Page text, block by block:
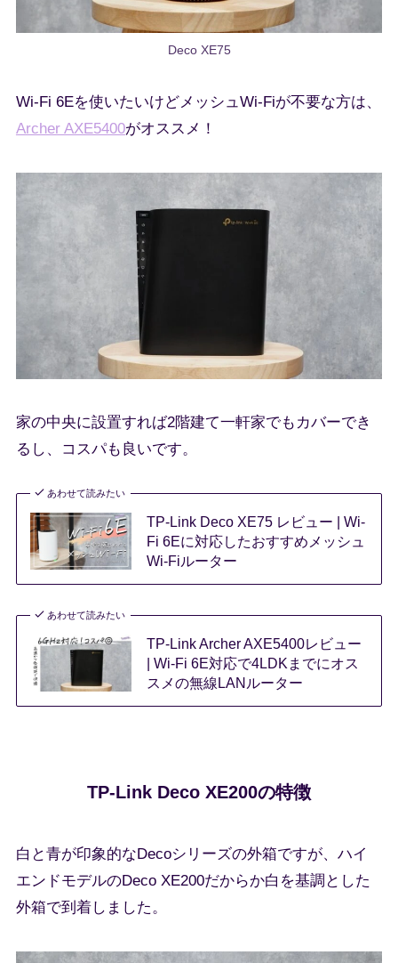
Deco XE75
Wi-Fi 6Eを使いたいけどメッシュWi-Fiが不要な方は、
Archer AXE5400がオススメ！
家の中央に設置すれば2階建て一軒家でもカバーでき
るし、コスパも良いです。
あわせて読みたい
TP-Link Deco XE75 レビュー | Wi-
Fi 6Eに対応したおすすめメッシュ
Wi-Fiルーター
あわせて読みたい
TP-Link Archer AXE5400レビュー
| Wi-Fi 6E対応で4LDKまでにオス
スメの無線LANルーター
TP-Link Deco XE200の特徴
白と青が印象的なDecoシリーズの外箱ですが、ハイ
エンドモデルのDeco XE200だからか白を基調とした
外箱で到着しました。